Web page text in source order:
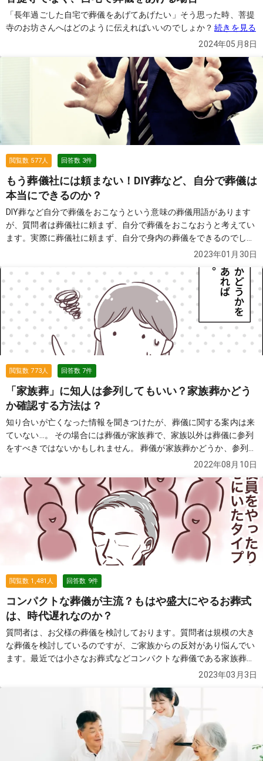
「長年過ごした自宅で葬儀をあげてあげたい」そう思った時、菩提
寺のお坊さんへはどのように伝えればいいのでしょか？ 続きを見る
2024年05月8日
閲覧数 577人 回答数 3件
もう葬儀社には頼まない！DIY葬など、自分で葬儀は
本当にできるのか？
DIY葬など自分で葬儀をおこなうという意味の葬儀用語があります
が、質問者は葬儀社に頼まず、自分で葬儀をおこなおうと考えてい
ます。実際に葬儀社に頼まず、自分で身内の葬儀をできるのでしょ
2023年01月30日
閲覧数773人 回答数7件
「家族葬」に知人は参列してもいい？家族葬かどう
か確認する方法は？
知り合いが亡くなった情報を聞きつけたが、葬儀に関する案内は来
ていない...。 その場合には葬儀が家族葬で、家族以外は葬儀に参列
をすべきではないかもしれません。 葬儀が家族葬かどうか、参列し
てもいいかどうか確認する方法はあるのでしょうか？ 葬儀の知恵袋
2022年08月10日
閲覧数 1,481 人 回答数 9件
コンパクトな葬儀が主流？もはや盛大にやるお葬式
は、時代遅れなのか？
質問者は、お父様の葬儀を検討しております。質問者は規模の大き
な葬儀を検討しているのですが、ご家族からの反対があり悩んでい
ます。最近では小さなお葬式などコンパクトな葬儀である家族葬が
主流ですが、参列者を多く呼び、盛大にやるお葬式は、時代遅れな
2023年03月3日